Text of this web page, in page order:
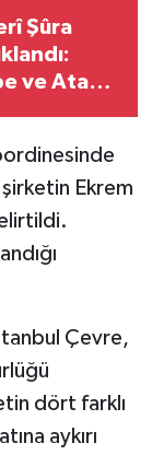
Şûra
ve Atama
Ekrem
Çevre,
dört farklı
aykırı